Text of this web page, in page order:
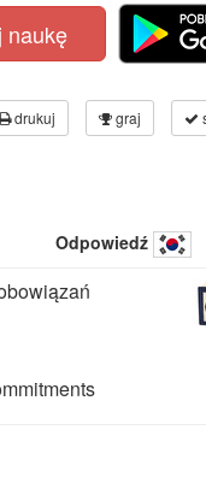
drukuj graj
Odpowiedź